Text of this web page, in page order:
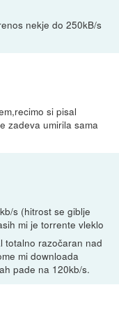
nekje do 250kB/s
si pisal
zadeva umirila sama
s (hitrost se giblje
mi je torrente vleklo
totalno razočaran nad
mi downloada
pade na 120kb/s.